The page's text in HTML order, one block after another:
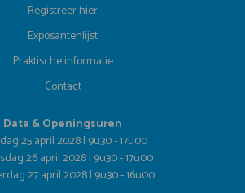
Registreer hier
Exposantenlijst
Praktische informatie
Contact
Data & Openingsuren
25 april 2028 | 9u30 - 17u00
26 april 2028 | 9u30 - 17u00
27 april 2028 | 9u30 - 16u00